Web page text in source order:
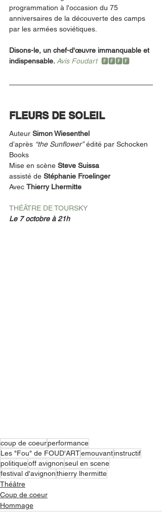
programmation à l'occasion du 75
anniversaires de la découverte des camps
par les armées soviétiques.
Disons-le, un chef-d'œuvre immanquable et
indispensable. Avis Foudart
  🅵🅵🅵🅵
FLEURS DE SOLEIL
Auteur Simon Wiesenthel
d’après “the Sunflower” édité par Schocken
Books
Mise en scène Steve Suissa
assisté de Stéphanie Froelinger
Avec Thierry Lhermitte
THÉÂTRE DE TOURSKY
Le 7 octobre à 21h
coup de coeurperformance
Les "Fou" de FOUD'ARTemouvantinstructif
politiqueoff avignonseul en scene
festival d'avignonthierry lhermitte
Théâtre
Coup de coeur
Hommage